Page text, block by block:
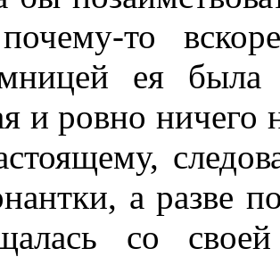
то
ея была
и ровно
а разве
со